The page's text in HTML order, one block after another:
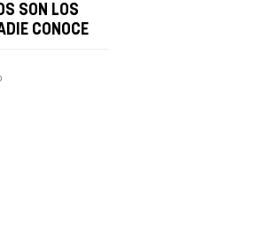
SON LOS
CONOCE